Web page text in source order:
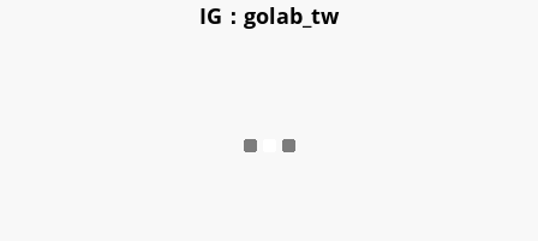
IG：golab_tw